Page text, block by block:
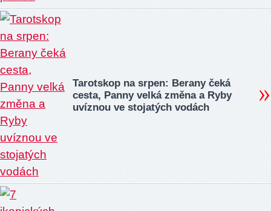
Tarotskop na srpen: Berany čeká
cesta, Panny velká změna a Ryby
uvíznou ve stojatých vodách